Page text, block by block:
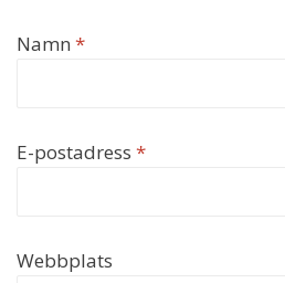
Namn *
E-postadress *
Webbplats